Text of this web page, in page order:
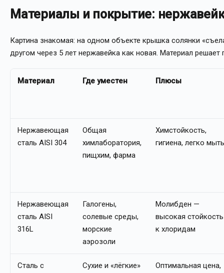
Материалы и покрытие:
Картина знакомая: на одном объекте крышка солянки
другом через 5 лет нержавейка как новая. Материал
Материал Где уместен Плюсы
Нержавеющая
сталь AISI 304
Общая
химлаборатория,
пищхим, фарма
Химстойкость,
гигиена, легко мыть
Нержавеющая
сталь AISI
316L
Галогены,
солевые среды,
морские
аэрозоли
Молибден —
высокая стойкость
к хлоридам
Сталь с
Сухие и «лёгкие»
Оптимальная цена,